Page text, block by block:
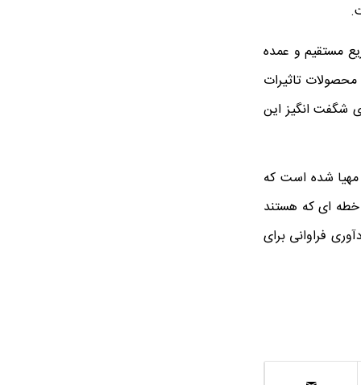
مستقیم و عمده
تاثیرات
شگفت انگیز این
مهیا شده است که
خطه ای که هستند
فراوانی برای